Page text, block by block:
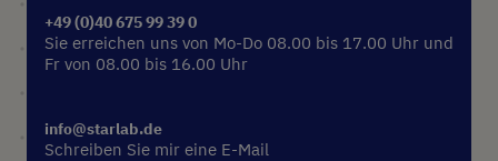
+49 (0)40 675 99 39 0
Sie erreichen uns von Mo-Do 08.00 bis 17.00 Uhr und
Fr von 08.00 bis 16.00 Uhr
info@starlab.de
Schreiben Sie mir eine E-Mail